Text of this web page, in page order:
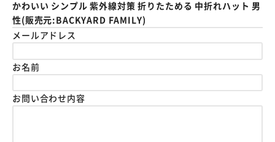
かわいい シンプル 紫外線対策 折りたためる 中折れハット 男
性(販売元:BACKYARD FAMILY)
メールアドレス
お名前
お問い合わせ内容